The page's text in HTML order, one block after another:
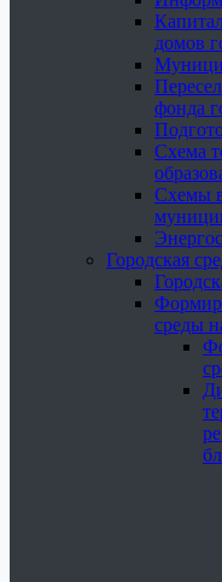
домов
фонда
Схема
Схемы
Городская
среды